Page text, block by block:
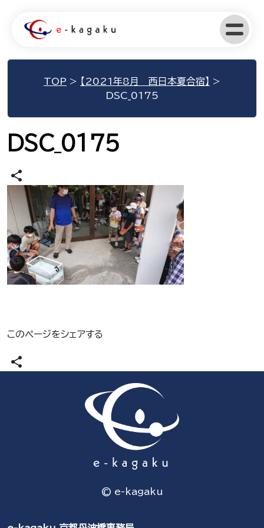
TOP > 【2021年8月 西日本夏合宿】
>
DSC_0175
DSC_0175
share
このページをシェアする
share
© e-kagaku